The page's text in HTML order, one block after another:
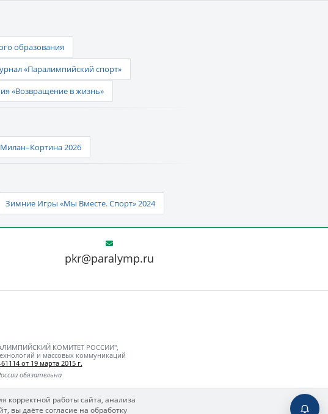
образования
«Паралимпийский спорт»
«Возвращение в жизнь»
Милан–Кортина 2026
Зимние Игры «Мы Вместе. Спорт» 2024
pkr@paralymp.ru
КОМИТЕТ РОССИИ",
и массовых коммуникаций
от 19 марта 2015 г.
обязательна
корректной работы сайта, анализа
вы даёте согласие на обработку